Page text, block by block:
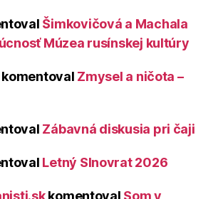
Šimkovičová a Machala
Múzea rusínskej kultúry
komentoval Zmysel a ničota –
Zábavná diskusia pri čaji
Letný Slnovrat 2026
komentoval Som v